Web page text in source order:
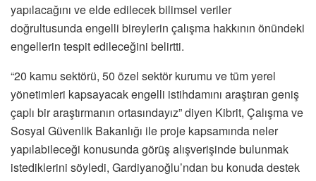
yapılacağını ve elde edilecek bilimsel veriler
doğrultusunda engelli bireylerin çalışma hakkının önündeki
engellerin tespit edileceğini belirtti.
“20 kamu sektörü, 50 özel sektör kurumu ve tüm yerel
yönetimleri kapsayacak engelli istihdamını araştıran geniş
çaplı bir araştırmanın ortasındayız” diyen Kibrit, Çalışma ve
Sosyal Güvenlik Bakanlığı ile proje kapsamında neler
yapılabileceği konusunda görüş alışverişinde bulunmak
istediklerini söyledi, Gardiyanoğlu’ndan bu konuda destek